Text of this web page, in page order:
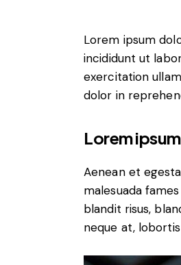
Lorem ipsum
incididunt ut
exercitation
dolor in
Lorem
Aenean et
malesuada
blandit risus,
neque at,